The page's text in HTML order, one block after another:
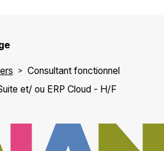
Consultant fonctionnel
et/ ou ERP Cloud - H/F